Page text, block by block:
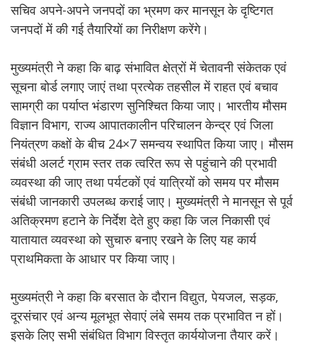
सचिव अपने-अपने जनपदों का भ्रमण कर मानसून के दृष्टिगत
जनपदों में की गई तैयारियों का निरीक्षण करेंगे।
मुख्यमंत्री ने कहा कि बाढ़ संभावित क्षेत्रों में चेतावनी संकेतक एवं
सूचना बोर्ड लगाए जाएं तथा प्रत्येक तहसील में राहत एवं बचाव
सामग्री का पर्याप्त भंडारण सुनिश्चित किया जाए। भारतीय मौसम
विज्ञान विभाग, राज्य आपातकालीन परिचालन केन्द्र एवं जिला
नियंत्रण कक्षों के बीच 24×7 समन्वय स्थापित किया जाए। मौसम
संबंधी अलर्ट ग्राम स्तर तक त्वरित रूप से पहुंचाने की प्रभावी
व्यवस्था की जाए तथा पर्यटकों एवं यात्रियों को समय पर मौसम
संबंधी जानकारी उपलब्ध कराई जाए। मुख्यमंत्री ने मानसून से पूर्व
अतिक्रमण हटाने के निर्देश देते हुए कहा कि जल निकासी एवं
यातायात व्यवस्था को सुचारु बनाए रखने के लिए यह कार्य
प्राथमिकता के आधार पर किया जाए।
मुख्यमंत्री ने कहा कि बरसात के दौरान विद्युत, पेयजल, सड़क,
दूरसंचार एवं अन्य मूलभूत सेवाएं लंबे समय तक प्रभावित न हों।
इसके लिए सभी संबंधित विभाग विस्तृत कार्ययोजना तैयार करें।